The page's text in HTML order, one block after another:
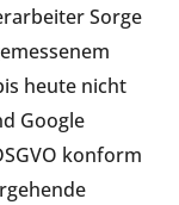
Sorge
heute nicht
Google
konform